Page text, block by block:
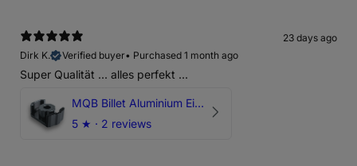
23 days ago
Dirk K.
Verified buyer• Purchased 1 month ago
Super Qualität ... alles perfekt ...
MQB Billet Aluminium Einsatz Drehmomentstütze - DOGBONE für Audi RS3, TTRS, RSQ3
5 ★ · 2 reviews